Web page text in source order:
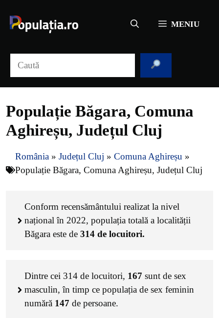
conținut
MENIU
Populație Băgara, Comuna
Aghireșu, Județul Cluj
România » Județul Cluj » Comuna Aghireșu »
Populație Băgara, Comuna Aghireșu, Județul Cluj
Conform recensământului realizat la nivel
național în 2022, populația totală a localității
Băgara este de 314 de locuitori.
Dintre cei 314 de locuitori, 167 sunt de sex
masculin, în timp ce populația de sex feminin
numără 147 de persoane.